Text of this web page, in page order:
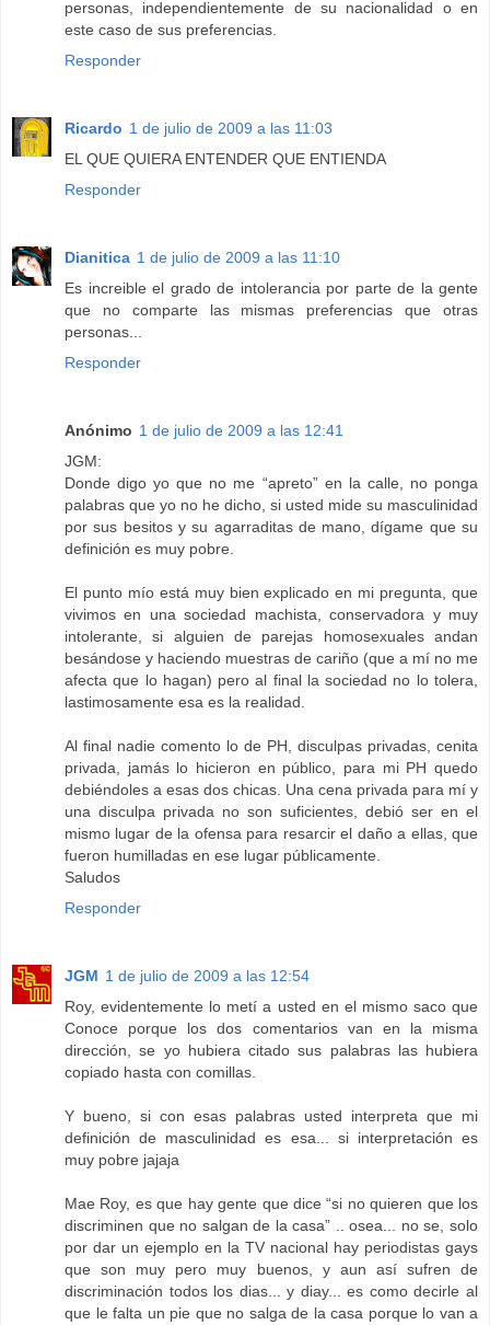
personas, independientemente de su nacionalidad o en
este caso de sus preferencias.
Responder
Ricardo 1 de julio de 2009 a las 11:03
EL QUE QUIERA ENTENDER QUE ENTIENDA
Responder
Dianitica 1 de julio de 2009 a las 11:10
Es increible el grado de intolerancia por parte de la gente
que no comparte las mismas preferencias que otras
personas...
Responder
Anónimo 1 de julio de 2009 a las 12:41
JGM:
Donde digo yo que no me “apreto” en la calle, no ponga
palabras que yo no he dicho, si usted mide su masculinidad
por sus besitos y su agarraditas de mano, dígame que su
definición es muy pobre.
El punto mío está muy bien explicado en mi pregunta, que
vivimos en una sociedad machista, conservadora y muy
intolerante, si alguien de parejas homosexuales andan
besándose y haciendo muestras de cariño (que a mí no me
afecta que lo hagan) pero al final la sociedad no lo tolera,
lastimosamente esa es la realidad.
Al final nadie comento lo de PH, disculpas privadas, cenita
privada, jamás lo hicieron en público, para mi PH quedo
debiéndoles a esas dos chicas. Una cena privada para mí y
una disculpa privada no son suficientes, debió ser en el
mismo lugar de la ofensa para resarcir el daño a ellas, que
fueron humilladas en ese lugar públicamente.
Saludos
Responder
JGM 1 de julio de 2009 a las 12:54
Roy, evidentemente lo metí a usted en el mismo saco que
Conoce porque los dos comentarios van en la misma
dirección, se yo hubiera citado sus palabras las hubiera
copiado hasta con comillas.
Y bueno, si con esas palabras usted interpreta que mi
definición de masculinidad es esa... si interpretación es
muy pobre jajaja
Mae Roy, es que hay gente que dice “si no quieren que los
discriminen que no salgan de la casa” .. osea... no se, solo
por dar un ejemplo en la TV nacional hay periodistas gays
que son muy pero muy buenos, y aun así sufren de
discriminación todos los dias... y diay... es como decirle al
que le falta un pie que no salga de la casa porque lo van a